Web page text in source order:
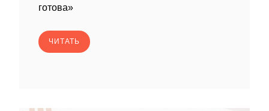
готова»
ЧИТАТЬ